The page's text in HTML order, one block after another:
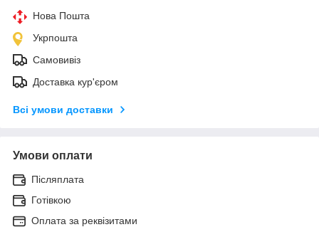
Нова Пошта
Укрпошта
Самовивіз
Доставка кур'єром
Всі умови доставки
Умови оплати
Післяплата
Готівкою
Оплата за реквізитами